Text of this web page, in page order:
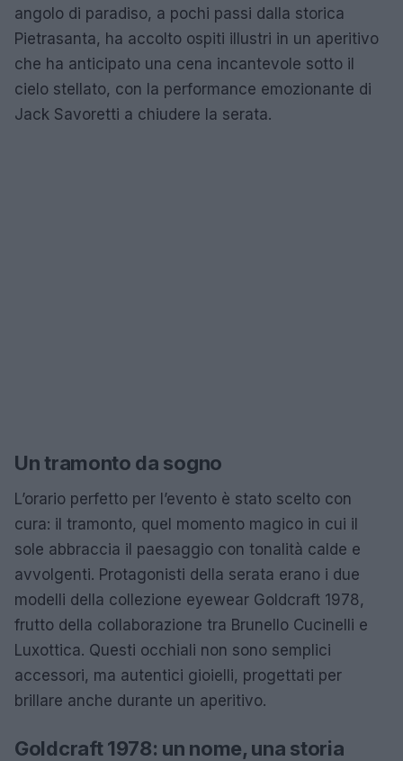
angolo di paradiso, a pochi passi dalla storica
Pietrasanta, ha accolto ospiti illustri in un aperitivo
che ha anticipato una cena incantevole sotto il
cielo stellato, con la performance emozionante di
Jack Savoretti a chiudere la serata.
Un tramonto da sogno
L’orario perfetto per l’evento è stato scelto con
cura: il tramonto, quel momento magico in cui il
sole abbraccia il paesaggio con tonalità calde e
avvolgenti. Protagonisti della serata erano i due
modelli della collezione eyewear Goldcraft 1978,
frutto della collaborazione tra Brunello Cucinelli e
Luxottica. Questi occhiali non sono semplici
accessori, ma autentici gioielli, progettati per
brillare anche durante un aperitivo.
Goldcraft 1978: un nome, una storia